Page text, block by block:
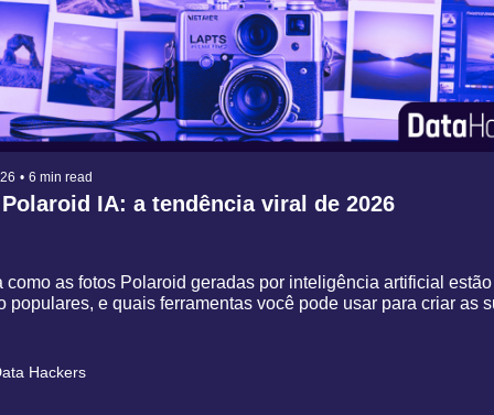
• 6 min read
IA: a tendência viral de 2026
como as fotos Polaroid geradas por inteligência artificial
populares, e quais ferramentas você pode usar para criar as
Hackers